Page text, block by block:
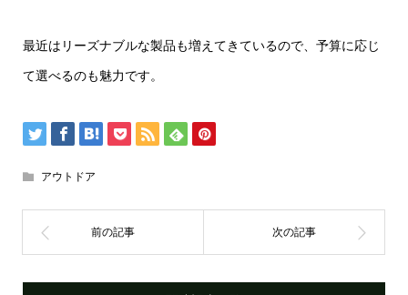
最近はリーズナブルな製品も増えてきているので、予算に応じ
て選べるのも魅力です。
アウトドア